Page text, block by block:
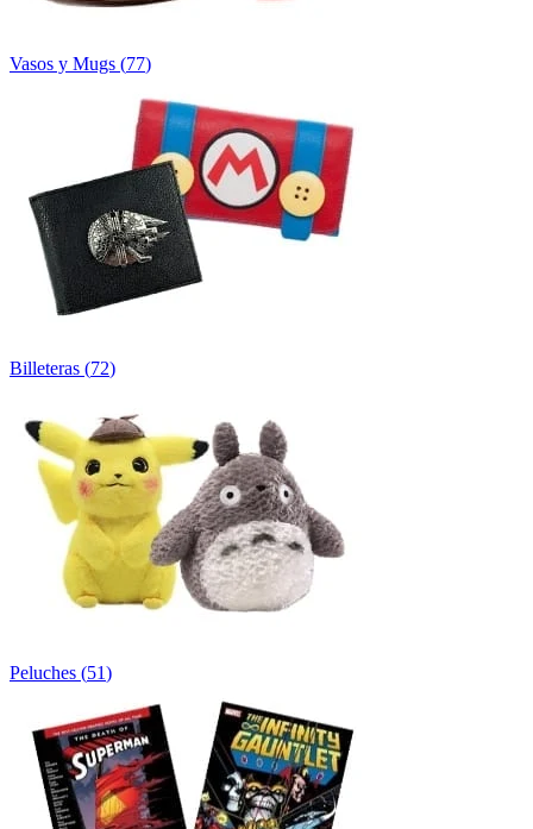
Vasos y Mugs (77)
Billeteras (72)
Peluches (51)